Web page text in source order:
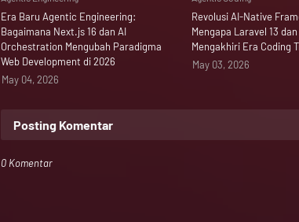
Era Baru Agentic Engineering:
Bagaimana Next.js 16 dan AI
Orchestration Mengubah Paradigma
Web Development di 2026
May 04, 2026
Revolusi AI-Native
Mengapa Laravel 13
Mengakhiri Era Coding
May 03, 2026
Posting Komentar
0 Komentar